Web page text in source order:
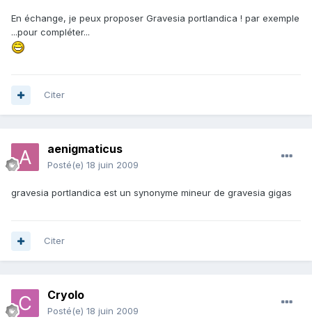
En échange, je peux proposer Gravesia portlandica ! par exemple
...pour compléter...
Citer
aenigmaticus
Posté(e) 18 juin 2009
gravesia portlandica est un synonyme mineur de gravesia gigas
Citer
Cryolo
Posté(e) 18 juin 2009